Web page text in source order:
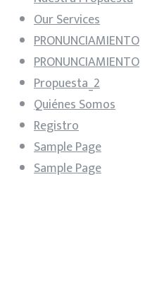
Our Services
PRONUNCIAMIENTO
PRONUNCIAMIENTO
Propuesta_2
Quiénes Somos
Registro
Sample Page
Sample Page